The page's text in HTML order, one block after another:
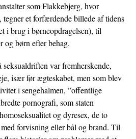
som Flakkebjerg, hvor
tegner et forfærdende billede af tidens
i brug i børneopdragelsen), til
og børn efter behag.
var fremherskende,
især før ægteskabet, men som blev
i sengehalmen, ”offentlige
pornografi, som staten
og dyresex, de to
forvisning eller bål og brand. Til